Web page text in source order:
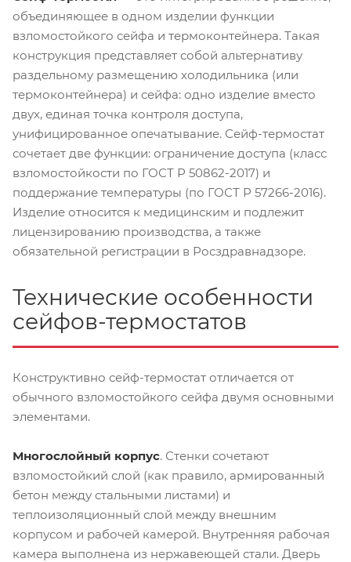
объединяющее в одном изделии функции
взломостойкого сейфа и термоконтейнера. Такая
конструкция представляет собой альтернативу
раздельному размещению холодильника (или
термоконтейнера) и сейфа: одно изделие вместо
двух, единая точка контроля доступа,
унифицированное опечатывание. Сейф-термостат
сочетает две функции: ограничение доступа (класс
взломостойкости по ГОСТ Р 50862-2017) и
поддержание температуры (по ГОСТ Р 57266-2016).
Изделие относится к медицинским и подлежит
лицензированию производства, а также
обязательной регистрации в Росздравнадзоре.
Технические особенности
сейфов-термостатов
Конструктивно сейф-термостат отличается от
обычного взломостойкого сейфа двумя основными
элементами.
Многослойный корпус. Стенки сочетают
взломостойкий слой (как правило, армированный
бетон между стальными листами) и
теплоизоляционный слой между внешним
корпусом и рабочей камерой. Внутренняя рабочая
камера выполнена из нержавеющей стали. Дверь